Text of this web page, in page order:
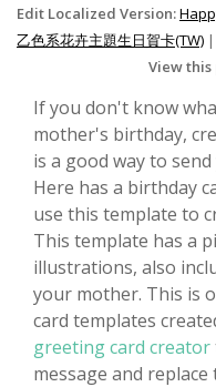
Edit Localized Version:
乙色系花卉主題生日賀卡(TW) |
View this
If you don't know
mother's birthday,
is a good way to
Here has a birthday
use this template to
This template has a
illustrations, also
your mother. This is
card templates
greeting card creator
message and